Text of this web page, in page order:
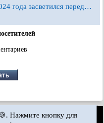
года засветился перед…
версия
и статьи
Нажмите кнопку для